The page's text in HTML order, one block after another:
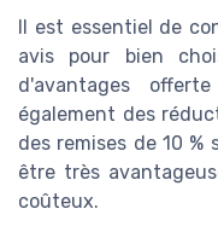
Il est essentiel de
avis pour bien
d'avantages
également des
des remises de 10
être très
coûteux.